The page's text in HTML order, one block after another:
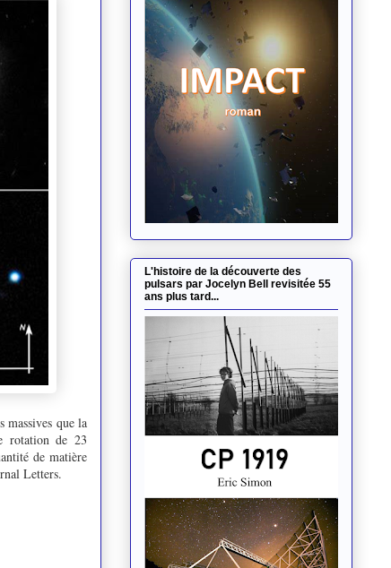
massives que la
rotation de 23
de matière
Letters.
L'histoire de la découverte des
pulsars par Jocelyn Bell revisitée 55
ans plus tard...